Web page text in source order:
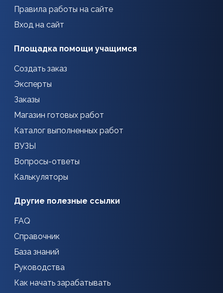
Правила работы на сайте
Вход на сайт
Площадка помощи учащимся
Создать заказ
Эксперты
Заказы
Магазин готовых работ
Каталог выполненных работ
ВУЗЫ
Вопросы-ответы
Калькуляторы
Другие полезные ссылки
FAQ
Справочник
База знаний
Руководства
Как начать зарабатывать